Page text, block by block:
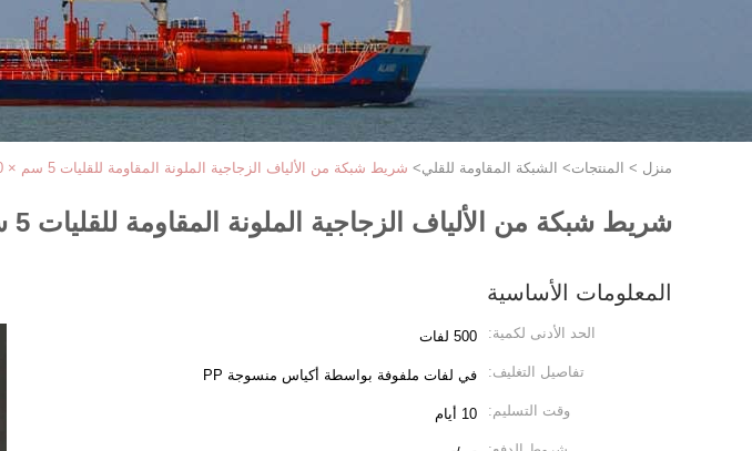
منزل > المنتجات> الشبكة المقاومة للقلي> شريط شبكة من الألياف الزجاجية الملونة المقاومة للقليات 5 سم × 90 م الحائط الدرجة A
شريط شبكة من الألياف الزجاجية الملونة المقاومة للقليات 5 سم × 90 م الحائط الدرجة A
المعلومات الأساسية
الحد الأدنى لكمية: 500 لفات
تفاصيل التغليف: في لفات ملفوفة بواسطة أكياس منسوجة PP
وقت التسليم: 10 أيام